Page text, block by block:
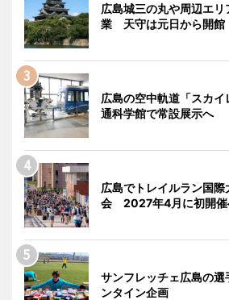
広島城三の丸や周辺エ
業 天守は元日から開館
広島の空中軌道「スカ
通科学館で常設展示へ
広島でトレイルラン国
会 2027年4月に初開催
サンフレッチェ広島の選
ンタイン企画